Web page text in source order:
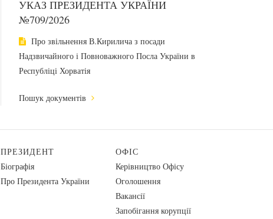
УКАЗ ПРЕЗИДЕНТА УКРАЇНИ
№709/2026
Про звільнення В.Кирилича з посади
Надзвичайного і Повноважного Посла України в
Республіці Хорватія
Пошук документів
ПРЕЗИДЕНТ
Біографія
Про Президента України
ОФІС
Керівництво Офісу
Оголошення
Вакансії
Запобігання корупції